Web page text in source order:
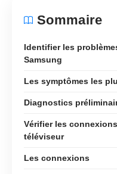
Sommaire
Identifier les
Samsung
Les symptômes les
Diagnostics
Vérifier les
téléviseur
Les connexions